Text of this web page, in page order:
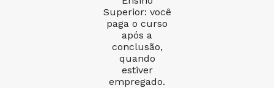
Superior: você
paga o curso
após a
conclusão,
quando
estiver
empregado.